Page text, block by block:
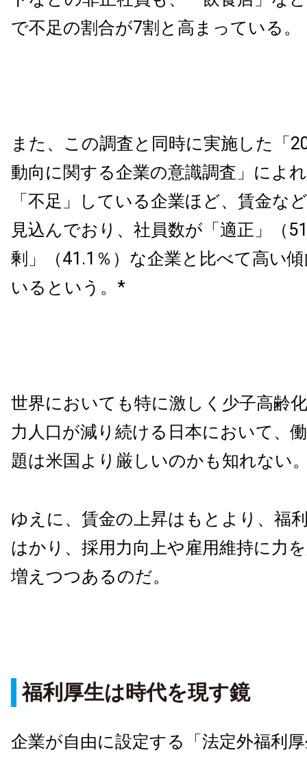
で不足の割合が7割と高まっている。
また、この調査と同時に実施した「
動向に関する企業の意識調査」によ
「不足」している企業ほど、賃金な
見込んでおり、社員数が「適正」（
剰」（41.1％）な企業と比べて高い
いるという。*
世界においても特に激しく少子高齢
力人口が減り続ける日本において、
題は米国より厳しいのかも知れない
ゆえに、賃金の上昇はもとより、福
はかり、採用力向上や雇用維持に力
増えつつあるのだ。
福利厚生は時代を現す鏡
企業が自由に設定する「法定外福利